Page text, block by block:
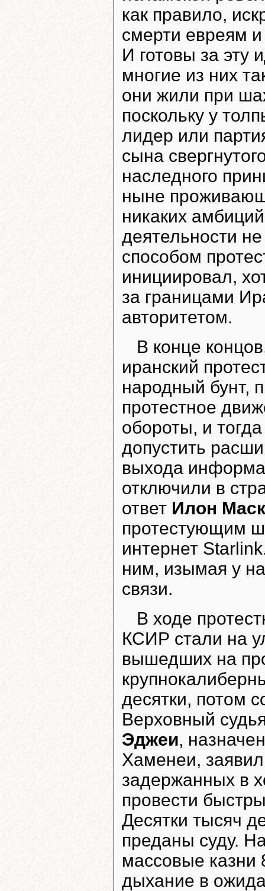
как правило,
смерти евреям
И готовы за эту
многие из них
они жили при
поскольку у
лидер или
сына
наследного
ныне
никаких
деятельности
способом
инициировал,
за границами
авторитетом.
В конце
иранский
народный бунт,
протестное
обороты, и
допустить
выхода
отключили в
ответ Илон Маск
протестующим
интернет
ним, изымая у
связи.
В ходе
КСИР стали на
вышедших на
десятки, потом
Верховный
Эджеи,
Хаменеи,
задержанных в
провести
Десятки тысяч
преданы суду.
массовые казни
дыхание в